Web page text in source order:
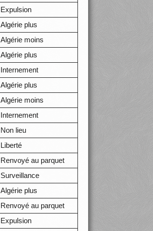
Expulsion
Algérie plus
Algérie moins
Algérie plus
Internement
Algérie plus
Algérie moins
Internement
Non lieu
Liberté
Renvoyé au parquet
Surveillance
Algérie plus
Renvoyé au parquet
Expulsion